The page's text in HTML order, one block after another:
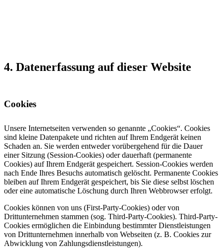
4. Datenerfassung auf dieser Website
Cookies
Unsere Internetseiten verwenden so genannte „Cookies“. Cookies
sind kleine Datenpakete und richten auf Ihrem Endgerät keinen
Schaden an. Sie werden entweder vorübergehend für die Dauer
einer Sitzung (Session-Cookies) oder dauerhaft (permanente
Cookies) auf Ihrem Endgerät gespeichert. Session-Cookies werden
nach Ende Ihres Besuchs automatisch gelöscht. Permanente Cookies
bleiben auf Ihrem Endgerät gespeichert, bis Sie diese selbst löschen
oder eine automatische Löschung durch Ihren Webbrowser erfolgt.
Cookies können von uns (First-Party-Cookies) oder von
Drittunternehmen stammen (sog. Third-Party-Cookies). Third-Party-
Cookies ermöglichen die Einbindung bestimmter Dienstleistungen
von Drittunternehmen innerhalb von Webseiten (z. B. Cookies zur
Abwicklung von Zahlungsdienstleistungen).